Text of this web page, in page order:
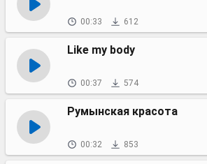
00:33 612
Like my body
00:37 574
Румынская красота
00:32 853